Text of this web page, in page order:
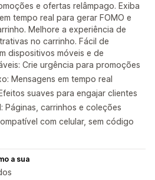
e ofertas relâmpago. Exiba
tempo real para gerar FOMO e
Melhore a experiência de
no carrinho. Fácil de
dispositivos móveis e de
Crie urgência para promoções
Mensagens em tempo real
suaves para engajar clientes
Páginas, carrinhos e coleções
com celular, sem código
a sua